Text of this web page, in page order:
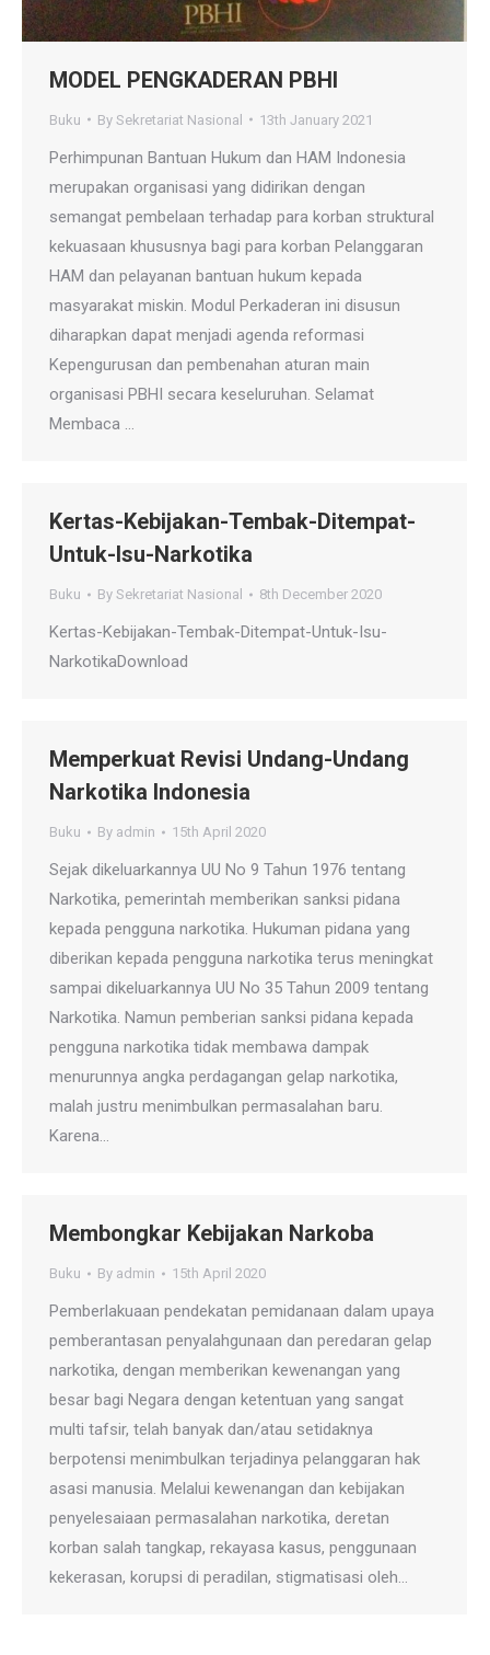
MODEL PENGKADERAN PBHI
Buku By Sekretariat Nasional 13th January 2021
Perhimpunan Bantuan Hukum dan HAM Indonesia
merupakan organisasi yang didirikan dengan
semangat pembelaan terhadap para korban struktural
kekuasaan khususnya bagi para korban Pelanggaran
HAM dan pelayanan bantuan hukum kepada
masyarakat miskin. Modul Perkaderan ini disusun
diharapkan dapat menjadi agenda reformasi
Kepengurusan dan pembenahan aturan main
organisasi PBHI secara keseluruhan. Selamat
Membaca …
Kertas-Kebijakan-Tembak-Ditempat-
Untuk-Isu-Narkotika
Buku By Sekretariat Nasional 8th December 2020
Kertas-Kebijakan-Tembak-Ditempat-Untuk-Isu-
NarkotikaDownload
Memperkuat Revisi Undang-Undang
Narkotika Indonesia
Buku By admin 15th April 2020
Sejak dikeluarkannya UU No 9 Tahun 1976 tentang
Narkotika, pemerintah memberikan sanksi pidana
kepada pengguna narkotika. Hukuman pidana yang
diberikan kepada pengguna narkotika terus meningkat
sampai dikeluarkannya UU No 35 Tahun 2009 tentang
Narkotika. Namun pemberian sanksi pidana kepada
pengguna narkotika tidak membawa dampak
menurunnya angka perdagangan gelap narkotika,
malah justru menimbulkan permasalahan baru.
Karena…
Membongkar Kebijakan Narkoba
Buku By admin 15th April 2020
Pemberlakuaan pendekatan pemidanaan dalam upaya
pemberantasan penyalahgunaan dan peredaran gelap
narkotika, dengan memberikan kewenangan yang
besar bagi Negara dengan ketentuan yang sangat
multi tafsir, telah banyak dan/atau setidaknya
berpotensi menimbulkan terjadinya pelanggaran hak
asasi manusia. Melalui kewenangan dan kebijakan
penyelesaiaan permasalahan narkotika, deretan
korban salah tangkap, rekayasa kasus, penggunaan
kekerasan, korupsi di peradilan, stigmatisasi oleh…